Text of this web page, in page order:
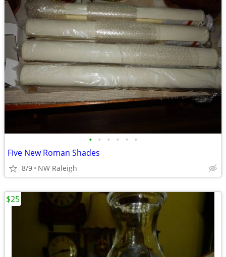
• • • • • •
Five New Roman Shades
8/9 NW Raleigh
$25